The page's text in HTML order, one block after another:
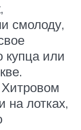
смолоду,
купца или
на лотках,